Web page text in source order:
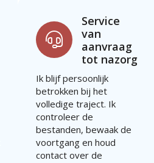
Service
van
aanvraag
tot nazorg
Ik blijf persoonlijk
betrokken bij het
volledige traject. Ik
controleer de
bestanden, bewaak de
voortgang en houd
contact over de